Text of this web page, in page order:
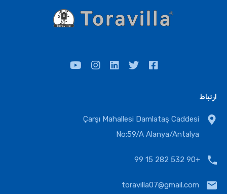
ارتباط
Çarşı Mahallesi Damlataş Caddesi
No:59/A Alanya/Antalya
+90 532 282 15 99
toravilla07@gmail.com